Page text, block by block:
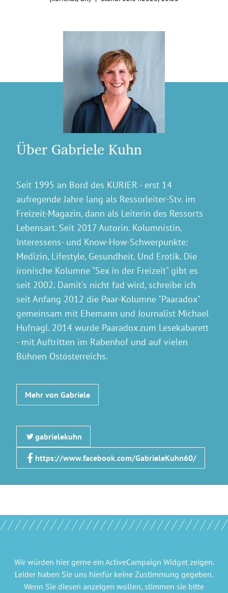
Über Gabriele Kuhn
Seit 1995 an Bord des KURIER - erst 14
aufregende Jahre lang als Ressorleiter-Stv. im
Freizeit-Magazin, dann als Leiterin des Ressorts
Lebensart. Seit 2017 Autorin. Kolumnistin.
Interessens- und Know-How-Schwerpunkte:
Medizin, Lifestyle, Gesundheit. Und Erotik. Die
ironische Kolumne "Sex in der Freizeit" gibt es
seit 2002. Damit's nicht fad wird, schreibe ich
seit Anfang 2012 die Paar-Kolumne "Paaradox"
gemeinsam mit Ehemann und Journalist Michael
Hufnagl. 2014 wurde Paaradox zum Lesekabarett
- mit Auftritten im Rabenhof und auf vielen
Bühnen Ostösterreichs.
Mehr von Gabriele
gabrielekuhn
https://www.facebook.com/GabrieleKuhn60/
Wir würden hier gerne ein ActiveCampaign Widgetzeigen.
Leider haben Sie uns hierfür keine Zustimmung gegeben.
Wenn Sie diesen anzeigen wollen, stimmen sie bitte